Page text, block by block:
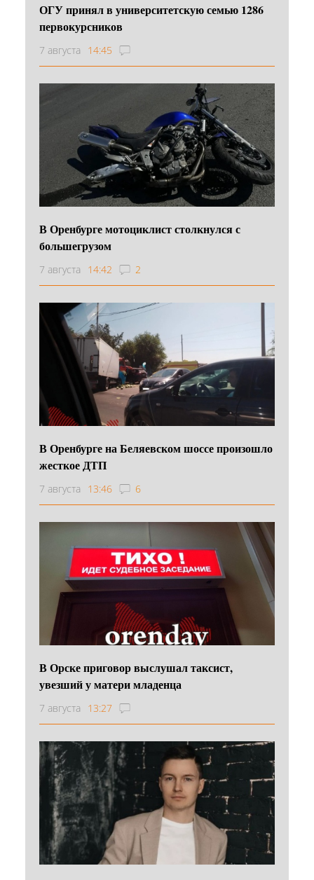
ОГУ принял в университетскую семью 1286
первокурсников
7 августа 14:45
В Оренбурге мотоциклист столкнулся с
большегрузом
7 августа 14:42 2
В Оренбурге на Беляевском шоссе произошло
жесткое ДТП
7 августа 13:46 6
В Орске приговор выслушал таксист,
увезший у матери младенца
7 августа 13:27